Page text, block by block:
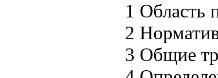
1 Область
2
3 Общие